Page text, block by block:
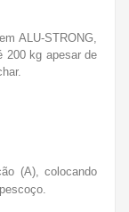
ALU-STRONG,
200 kg apesar de
(A), colocando